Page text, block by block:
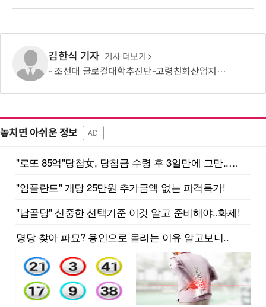
보
김한식 기자 기사 더보기
조선대 글로컬대학추진단-고령친화산업지원센터, 웰에이징 산업 생태계 조성 맞손
놓치면 아쉬운 정보 AD